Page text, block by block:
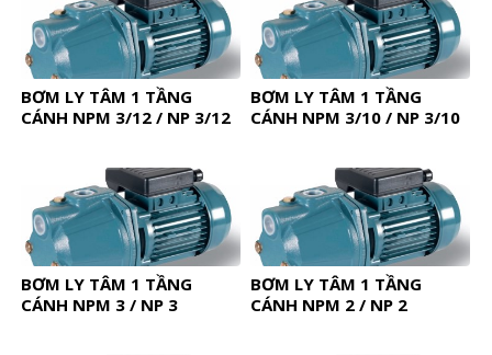
BƠM LY TÂM 1 TẦNG
CÁNH NPM 3/12 / NP 3/12
BƠM LY TÂM 1 TẦNG
CÁNH NPM 3/10 / NP 3/10
BƠM LY TÂM 1 TẦNG
CÁNH NPM 3 / NP 3
BƠM LY TÂM 1 TẦNG
CÁNH NPM 2 / NP 2